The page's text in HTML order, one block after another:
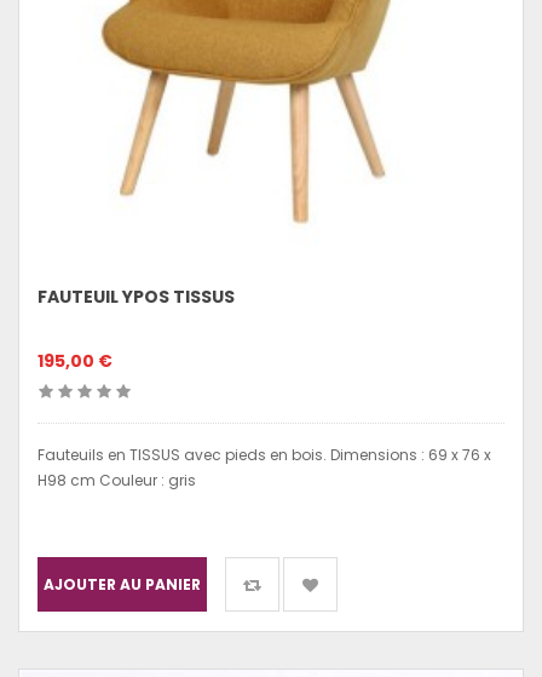
FAUTEUIL YPOS TISSUS
195,00 €
Fauteuils en TISSUS avec pieds en bois. Dimensions : 69 x 76 x
H98 cm Couleur : gris
AJOUTER AU PANIER